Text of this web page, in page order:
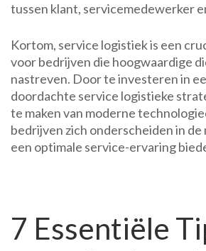
tussen klant, servicemedewerker
Kortom, service logistiek is een
voor bedrijven die hoogwaardige
nastreven. Door te investeren in
doordachte service logistieke
te maken van moderne
bedrijven zich onderscheiden in
een optimale service-ervaring
7 Essentiële